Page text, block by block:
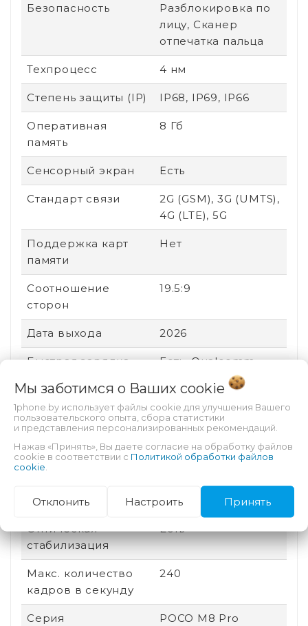
Безопасность
Разблокировка по
лицу, Сканер
отпечатка пальца
Техпроцесс 4 нм
Степень защиты (IP) IP68, IP69, IP66
Оперативная
память
8 Гб
Сенсорный экран Есть
Стандарт связи
2G (GSM), 3G (UMTS),
4G (LTE), 5G
Поддержка карт
памяти
Нет
Соотношение
сторон
19.5:9
Дата выхода 2026
Быстрая зарядка
Есть, Qualcomm
Quick Charge, USB
Power Delivery,
Xiaomi HyperCharge
процессора
основных камер
Оптическая
стабилизация
Есть
Макс. количество
кадров в секунду
240
Серия POCO M8 Pro
Мы заботимся о Ваших cookie
1phone.by использует файлы cookie для улучшения Вашего
пользовательского опыта, сбора статистики
и представления персонализированных рекомендаций.
Нажав «Принять», Вы даете согласие на обработку файлов
cookie в соответствии с Политикой обработки файлов
cookie
Отклонить Настроить Принять